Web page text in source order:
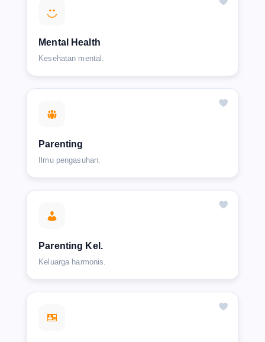
Mental Health
Kesehatan mental.
Parenting
Ilmu pengasuhan.
Parenting Kel.
Keluarga harmonis.